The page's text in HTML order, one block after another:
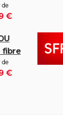
de
€
fibre
de
€